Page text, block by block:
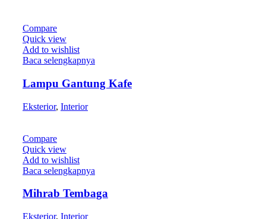
Compare
Quick view
Add to wishlist
Baca selengkapnya
Lampu Gantung Kafe
Eksterior, Interior
Compare
Quick view
Add to wishlist
Baca selengkapnya
Mihrab Tembaga
Eksterior, Interior